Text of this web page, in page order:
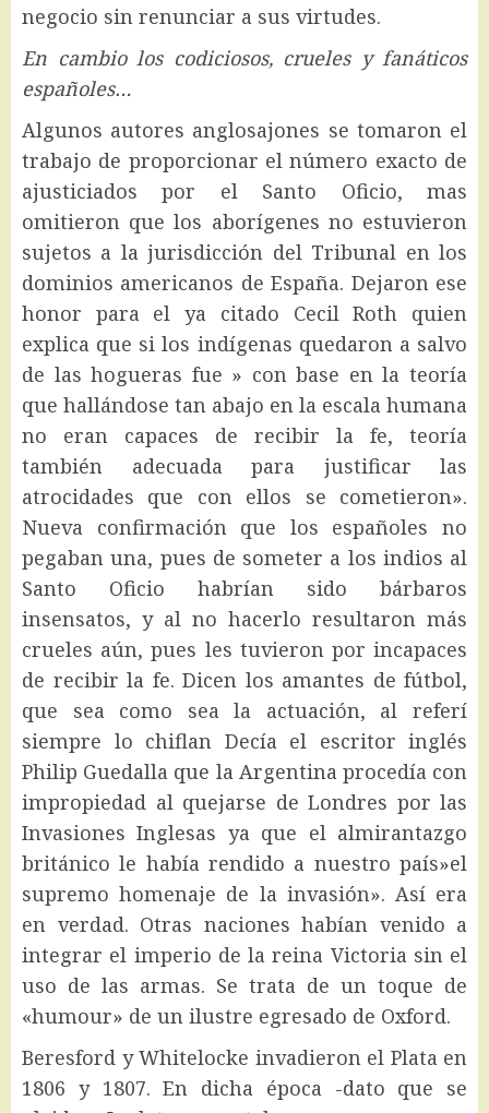
negocio sin renunciar a sus virtudes.
En cambio los codiciosos, crueles y fanáticos
españoles…
Algunos autores anglosajones se tomaron el
trabajo de proporcionar el número exacto de
ajusticiados por el Santo Oficio, mas
omitieron que los aborígenes no estuvieron
sujetos a la jurisdicción del Tribunal en los
dominios americanos de España. Dejaron ese
honor para el ya citado Cecil Roth quien
explica que si los indígenas quedaron a salvo
de las hogueras fue » con base en la teoría
que hallándose tan abajo en la escala humana
no eran capaces de recibir la fe, teoría
también adecuada para justificar las
atrocidades que con ellos se cometieron».
Nueva confirmación que los españoles no
pegaban una, pues de someter a los indios al
Santo Oficio habrían sido bárbaros
insensatos, y al no hacerlo resultaron más
crueles aún, pues les tuvieron por incapaces
de recibir la fe. Dicen los amantes de fútbol,
que sea como sea la actuación, al referí
siempre lo chiflan Decía el escritor inglés
Philip Guedalla que la Argentina procedía con
impropiedad al quejarse de Londres por las
Invasiones Inglesas ya que el almirantazgo
británico le había rendido a nuestro país»el
supremo homenaje de la invasión». Así era
en verdad. Otras naciones habían venido a
integrar el imperio de la reina Victoria sin el
uso de las armas. Se trata de un toque de
«humour» de un ilustre egresado de Oxford.
Beresford y Whitelocke invadieron el Plata en
1806 y 1807. En dicha época -dato que se